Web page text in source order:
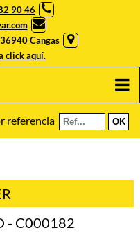
90 46
Cangas
click aquí.
referencia
- C000182